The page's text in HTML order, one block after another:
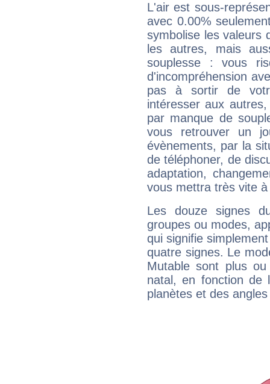
L'air est sous-
avec 0.00%
symbolise les valeurs
les autres, mais
souplesse : vous
d'incompréhension
pas à sortir de
intéresser aux
par manque de
vous retrouver un
évènements, par la
de téléphoner, de
adaptation,
vous mettra très vite
Les douze signes
groupes ou modes,
qui signifie
quatre signes. Le
Mutable sont plus
natal, en fonction de
planètes et des